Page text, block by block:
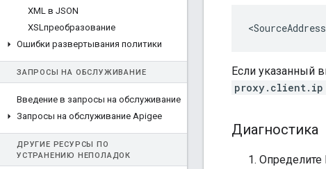
XML в JSON
XSLпреобразование
Ошибки развертывания политики
ЗАПРОСЫ НА ОБСЛУЖИВАНИЕ
Введение в запросы на обслуживание
Запросы на обслуживание Apigee
ДРУГИЕ РЕСУРСЫ ПО
УСТРАНЕНИЮ НЕПОЛАДОК
Если указанный
proxy.client.ip
Диагностика
Определите